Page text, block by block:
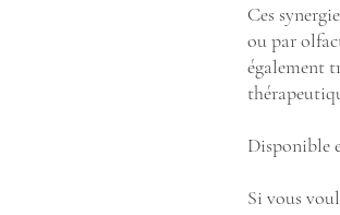
Ces
ou par
également
Disponible
Si vous